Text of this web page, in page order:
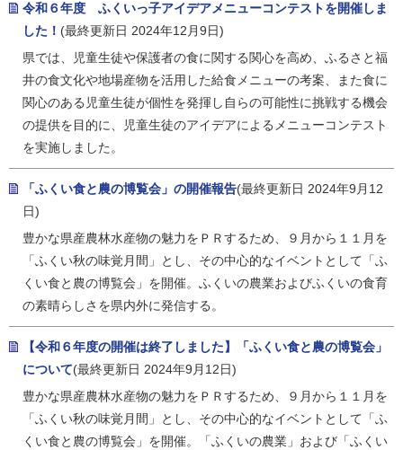
令和６年度 ふくいっ子アイデアメニューコンテストを開催しま
した！ (最終更新日 2024年12月9日)
県では、児童生徒や保護者の食に関する関心を高め、ふるさと福
井の食文化や地場産物を活用した給食メニューの考案、また食に
関心のある児童生徒が個性を発揮し自らの可能性に挑戦する機会
の提供を目的に、児童生徒のアイデアによるメニューコンテスト
を実施しました。
「ふくい食と農の博覧会」の開催報告(最終更新日 2024年9月12
日)
豊かな県産農林水産物の魅力をＰＲするため、９月から１１月を
「ふくい秋の味覚月間」とし、その中心的なイベントとして「ふ
くい食と農の博覧会」を開催。ふくいの農業およびふくいの食育
の素晴らしさを県内外に発信する。
【令和６年度の開催は終了しました】「ふくい食と農の博覧会」
について(最終更新日 2024年9月12日)
豊かな県産農林水産物の魅力をＰＲするため、９月から１１月を
「ふくい秋の味覚月間」とし、その中心的なイベントとして「ふ
くい食と農の博覧会」を開催。「ふくいの農業」および「ふくい